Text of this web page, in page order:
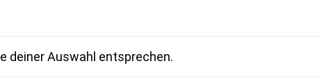
deiner Auswahl entsprechen.